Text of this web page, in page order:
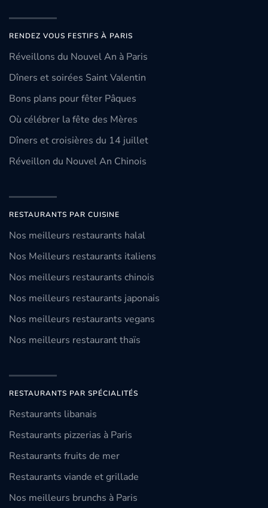
RENDEZ VOUS FESTIFS À PARIS
Réveillons du Nouvel An à Paris
Dîners et soirées Saint Valentin
Bons plans pour fêter Pâques
Où célébrer la fête des Mères
Dîners et croisières du 14 juillet
Réveillon du Nouvel An Chinois
RESTAURANTS PAR CUISINE
Nos meilleurs restaurants halal
Nos Meilleurs restaurants italiens
Nos meilleurs restaurants chinois
Nos meilleurs restaurants japonais
Nos meilleurs restaurants vegans
Nos meilleurs restaurant thaïs
RESTAURANTS PAR SPÉCIALITÉS
Restaurants libanais
Restaurants pizzerias à Paris
Restaurants fruits de mer
Restaurants viande et grillade
Nos meilleurs brunchs à Paris